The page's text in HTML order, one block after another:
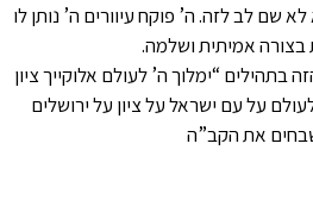
שם לב לזה. ה’ פוקח עיוורים ה’ נותן לו
אמיתית ושלמה.
“ימלוך ה’ לעולם אלוקייך ציון
על עם ישראל על ציון על ירושלים
את הקב”ה